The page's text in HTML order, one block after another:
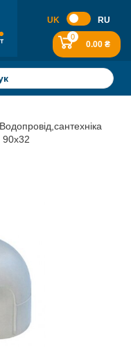
UK RU
0
0.00 ₴
Водопровід,сантехніка
90х32